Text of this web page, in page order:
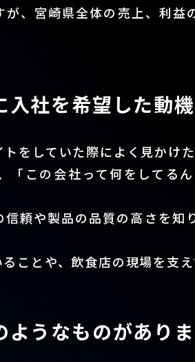
、宮崎県全体の売上、利
入社を希望した動
をしていた際によく見かけ
「この会社って何をしてる
頼や製品の品質の高さを
ことや、飲食店の現場を支
うなものがあり